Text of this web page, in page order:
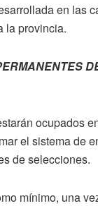
en las
la provincia.
ocupados
el sistema de
de selecciones.
mínimo, una